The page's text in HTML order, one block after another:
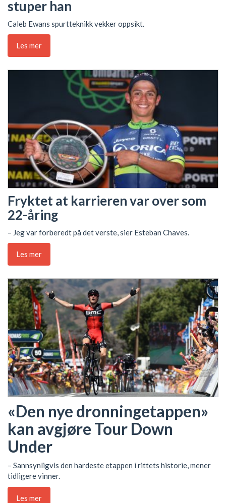
stuper han
Caleb Ewans spurtteknikk vekker oppsikt.
Les mer
Fryktet at karrieren var over som
22-åring
– Jeg var forberedt på det verste, sier Esteban Chaves.
Les mer
«Den nye dronningetappen»
kan avgjøre Tour Down
Under
– Sannsynligvis den hardeste etappen i rittets historie, mener
tidligere vinner.
Les mer